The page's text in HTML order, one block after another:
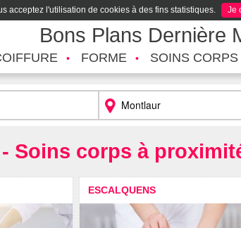
acceptez l'utilisation de cookies à des fins statistiques. Je
Bons Plans Dernière
FORME SOINS CORPS
Soins corps à
ESCALQUENS